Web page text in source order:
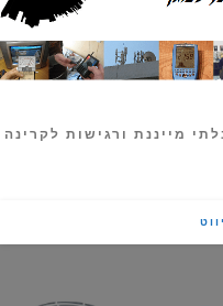
ורגישות לקרינה